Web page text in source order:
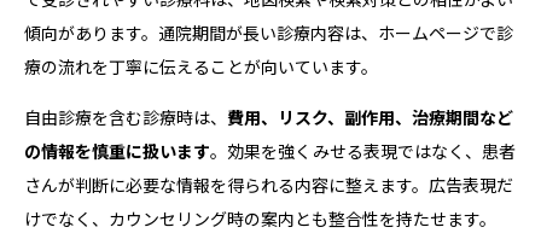
傾向があります。通院期間が長い診療内容は、ホームページで診
療の流れを丁寧に伝えることが向いています。
自由診療を含む診療時は、 費用、リスク、副作用、治療期間など
の情報を慎重に扱います。効果を強くみせる表現ではなく、患者
さんが判断に必要な情報を得られる内容に整えます。広告表現だ
けでなく、カウンセリング時の案内とも整合性を持たせます。